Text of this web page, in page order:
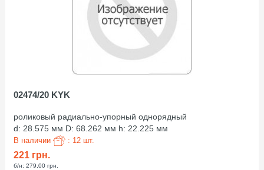
02474/20 KYK
роликовый радиально-упорный однорядный
d: 28.575 мм D: 68.262 мм h: 22.225 мм
В наличии : 12 шт.
221 грн.
б/н: 279,00 грн.